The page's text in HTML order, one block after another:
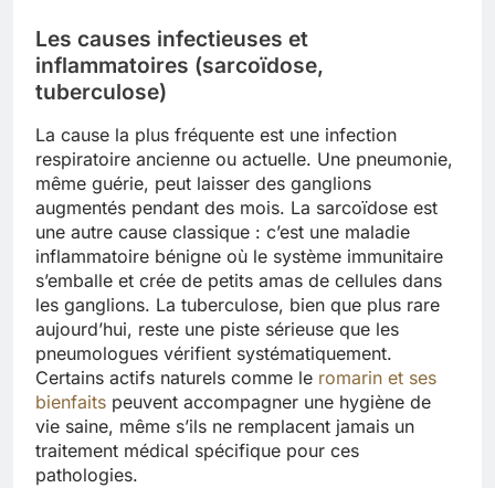
Les causes infectieuses et
inflammatoires (sarcoïdose,
tuberculose)
La cause la plus fréquente est une infection
respiratoire ancienne ou actuelle. Une pneumonie,
même guérie, peut laisser des ganglions
augmentés pendant des mois. La sarcoïdose est
une autre cause classique : c’est une maladie
inflammatoire bénigne où le système immunitaire
s’emballe et crée de petits amas de cellules dans
les ganglions. La tuberculose, bien que plus rare
aujourd’hui, reste une piste sérieuse que les
pneumologues vérifient systématiquement.
Certains actifs naturels comme le romarin et ses
bienfaits peuvent accompagner une hygiène de
vie saine, même s’ils ne remplacent jamais un
traitement médical spécifique pour ces
pathologies.